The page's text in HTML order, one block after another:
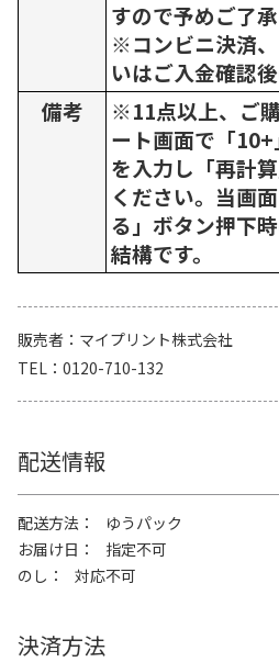
すので予めご了承
※コンビニ決済
いはご入金確認
備考
※11点以上、ご
ート画面で「
を入力し「再計
ください。当画
る」ボタン押下
結構です。
販売者
マイプリント株式会社
TEL
0120-710-132
配送情報
配送方法
ゆうパック
お届け日
指定不可
のし
対応不可
決済方法